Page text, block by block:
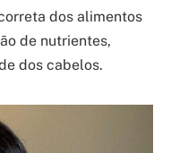
dos alimentos
de nutrientes,
dos cabelos.